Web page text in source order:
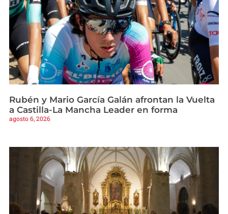
Rubén y Mario García Galán afrontan la Vuelta
a Castilla-La Mancha Leader en forma
agosto 6, 2026